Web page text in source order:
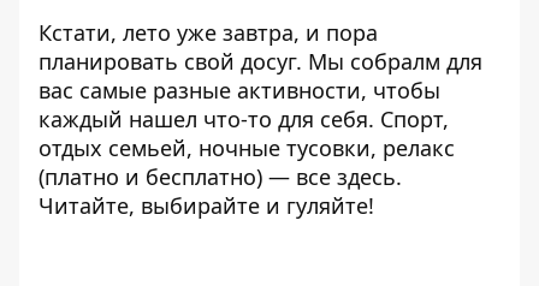
Кстати, лето уже завтра, и пора
планировать свой досуг. Мы собралм для
вас самые разные активности, чтобы
каждый нашел что-то для себя. Спорт,
отдых семьей, ночные тусовки, релакс
(платно и бесплатно) — все здесь.
Читайте, выбирайте и гуляйте!